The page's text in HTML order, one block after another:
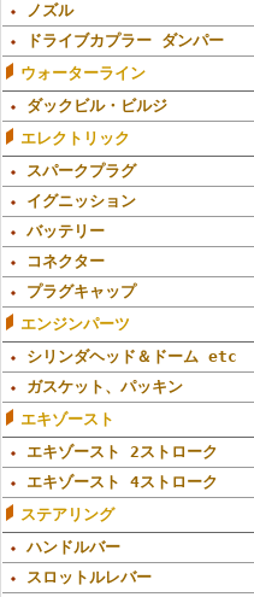
ノズル
ドライブカプラー ダンパー
ウォーターライン
ダックビル・ビルジ
エレクトリック
スパークプラグ
イグニッション
バッテリー
コネクター
プラグキャップ
エンジンパーツ
シリンダヘッド＆ドーム etc
ガスケット、パッキン
エキゾースト
エキゾースト 2ストローク
エキゾースト 4ストローク
ステアリング
ハンドルバー
スロットルレバー